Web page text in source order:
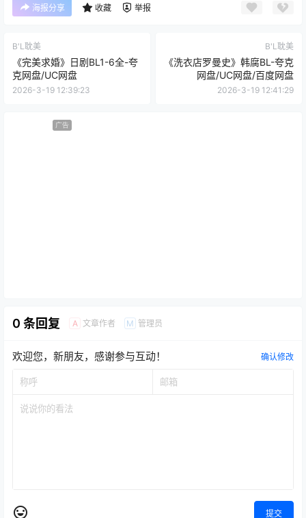
海报分享 收藏 举报
B'L耽美
《完美求婚》日剧BL1-6全-夸
克网盘/UC网盘
2026-3-19 12:39:23
B'L耽美
《洗衣店罗曼史》韩腐BL-夸克
网盘/UC网盘/百度网盘
2026-3-19 12:41:29
广告
0 条回复 A 文章作者 M 管理员
欢迎您，新朋友，感谢参与互动！ 确认修改
提交